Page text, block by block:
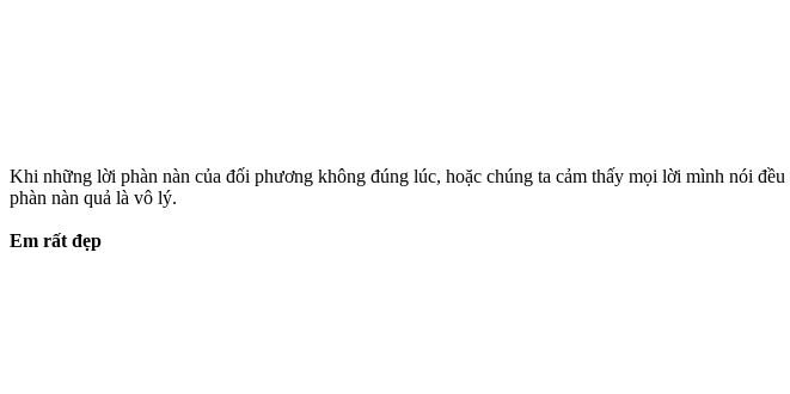
Khi những lời phàn nàn của đối phương không đúng lúc, hoặc chúng ta cảm thấy mọi lời mình nói
phàn nàn quả là vô lý.
Em rất đẹp